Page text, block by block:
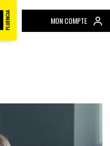
MON COMPTE